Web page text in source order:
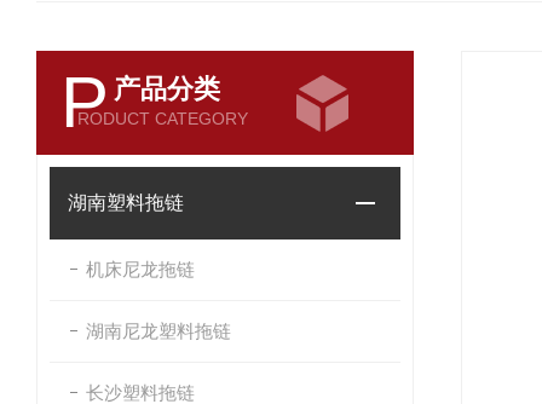
P 产品分类
RODUCT CATEGORY
湖南塑料拖链
机床尼龙拖链
湖南尼龙塑料拖链
长沙塑料拖链